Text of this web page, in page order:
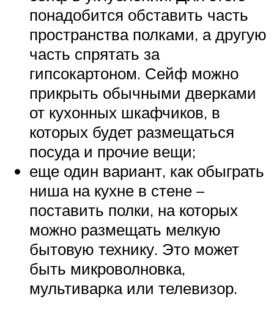
понадобится обставить часть
пространства полками, а другую
часть спрятать за
гипсокартоном. Сейф можно
прикрыть обычными дверками
от кухонных шкафчиков, в
которых будет размещаться
посуда и прочие вещи;
еще один вариант, как обыграть
ниша на кухне в стене –
поставить полки, на которых
можно размещать мелкую
бытовую технику. Это может
быть микроволновка,
мультиварка или телевизор.